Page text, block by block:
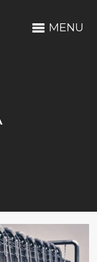
MENU